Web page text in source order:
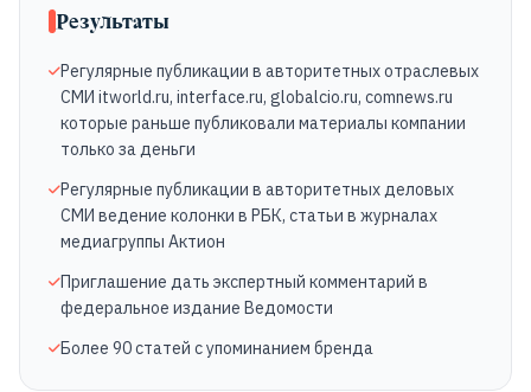
Результаты
Регулярные публикации в авторитетных отраслевых
СМИ itworld.ru, interface.ru, globalcio.ru, comnews.ru
которые раньше публиковали материалы компании
только за деньги
Регулярные публикации в авторитетных деловых
СМИ ведение колонки в РБК, статьи в журналах
медиагруппы Актион
Приглашение дать экспертный комментарий в
федеральное издание Ведомости
Более 90 статей с упоминанием бренда